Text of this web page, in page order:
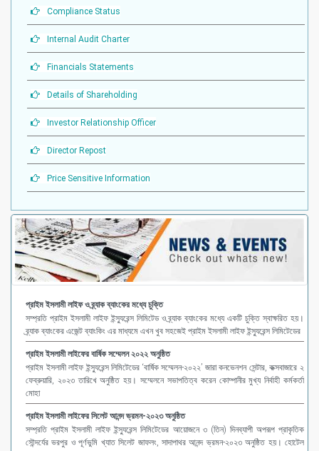
Compliance Status
Internal Audit Charter
Financials Statements
Details of Shareholding
Investor Relationship Officer
Director Repost
Price Sensitive Information
প্রাইম ইসলামী লাইফ ও ব্র্যাক ব্যাংকের মধ্যে চুক্তি
সম্প্রতি প্রাইম ইসলামী লাইফ ইন্স্যুরেন্স লিমিটেড ও ব্র্যাক ব্যাংকের মধ্যে একটি চুক্তি স্বাক্ষরিত হয়।
ব্র্যাক ব্যাংকের এজেন্ট ব্যাংকিং এর মাধ্যমে এখন খুব সহজেই প্রাইম ইসলামী লাইফ ইন্স্যুরেন্স লিমিটেডের
প্রাইম ইসলামী লাইফের বার্ষিক সম্মেলন ২০২২ অনুষ্ঠিত
প্রাইম ইসলামী লাইফ ইন্স্যুরেন্স লিমিটেডের ‘বার্ষিক সম্মেলন-২০২২’ জারা কনভেনশন সেন্টার, কক্সবাজারে ২
ফেব্রুয়ারি, ২০২৩ তারিখে অনুষ্ঠিত হয়। সম্মেলনে সভাপতিত্ব করেন কোম্পানীর মুখ্য নির্বাহী কর্মকর্তা
মোহা
প্রাইম ইসলামী লাইফের সিলেট আনন্দ ভ্রমন-২০২৩ অনুষ্ঠিত
সম্প্রতি প্রাইম ইসলামী লাইফ ইন্স্যুরেন্স লিমিটেডের আয়োজনে ৩ (তিন) দিনব্যাপী অপরূপ প্রাকৃতিক
সৌন্দর্যের ভরপুর ও পূর্ণভুমি খ্যাত সিলেট জাফলং, সাদাপাথর আনন্দ ভ্রমন-২০২৩ অনুষ্ঠিত হয়। হোটেল